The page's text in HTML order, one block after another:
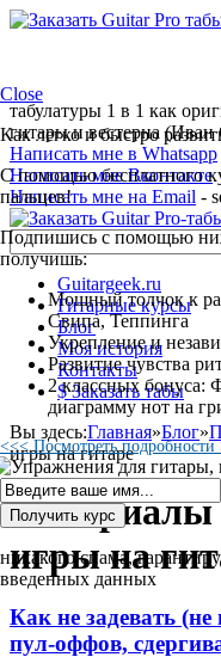
табулатуры 1 в 1 как
гитары и вестерна
Написать мне в Whatsapp
Написать мне Вконтакте
Написать мне на Email -
Guitargeek.ru
Гитарные курсы
Блог
Моя история
Контакты
$ Заказать табы
Вы здесь:Главная»Блог»
игры на гитаре
Материалы
игры на
Как не задевать
пул-оффов,
Close
Как легко и быстро
С помощью бесплатного
пальцев!
Подпишись с помощью
получишь:
Мощный толчок к
Свипа, Теппинга
Укрепление и
Развитие чувства
2 классных
диаграмму нот на
<<< Посмотреть подробности
никакого спама,
введенных данных